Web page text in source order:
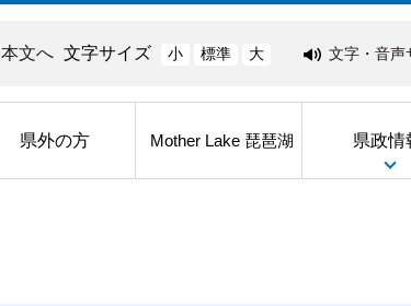
本文へ 文字サイズ 小 標準 大 文字・音声
県外の方 Mother Lake 琵琶湖 県政情